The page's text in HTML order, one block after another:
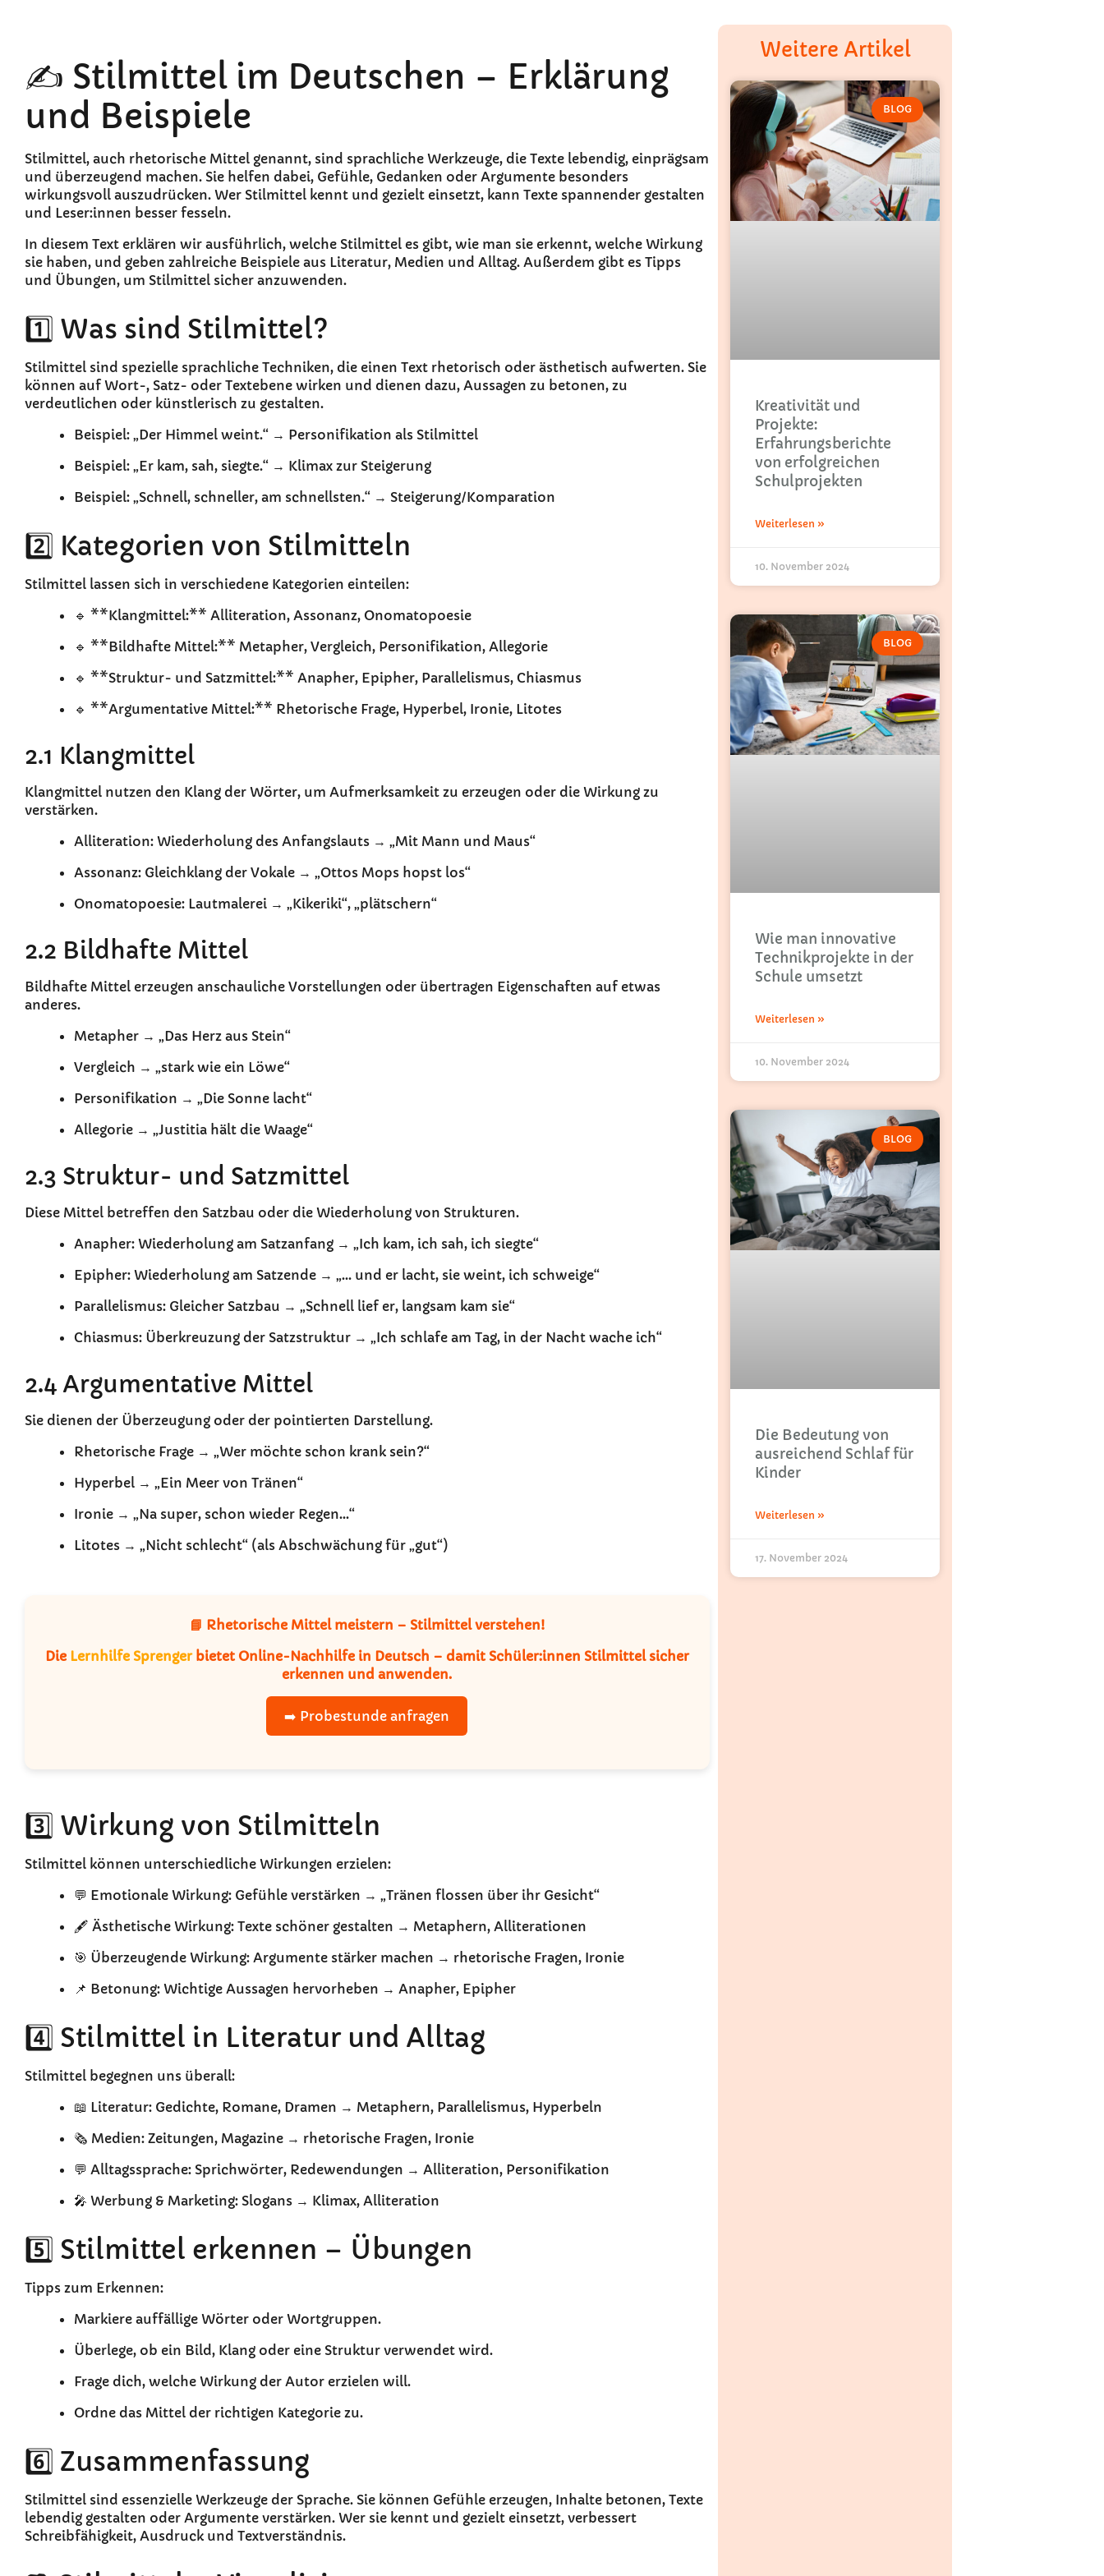
✍️ Stilmittel im Deutschen – Erklärung
und Beispiele
Stilmittel, auch rhetorische Mittel genannt, sind sprachliche Werkzeuge, die Texte lebendig, einprägsam
und überzeugend machen. Sie helfen dabei, Gefühle, Gedanken oder Argumente besonders
wirkungsvoll auszudrücken. Wer Stilmittel kennt und gezielt einsetzt, kann Texte spannender gestalten
und Leser:innen besser fesseln.
In diesem Text erklären wir ausführlich, welche Stilmittel es gibt, wie man sie erkennt, welche Wirkung
sie haben, und geben zahlreiche Beispiele aus Literatur, Medien und Alltag. Außerdem gibt es Tipps
und Übungen, um Stilmittel sicher anzuwenden.
1️⃣ Was sind Stilmittel?
Stilmittel sind spezielle sprachliche Techniken, die einen Text rhetorisch oder ästhetisch aufwerten. Sie
können auf Wort-, Satz- oder Textebene wirken und dienen dazu, Aussagen zu betonen, zu
verdeutlichen oder künstlerisch zu gestalten.
Beispiel: „Der Himmel weint.“ → Personifikation als Stilmittel
Beispiel: „Er kam, sah, siegte.“ → Klimax zur Steigerung
Beispiel: „Schnell, schneller, am schnellsten.“ → Steigerung/Komparation
2️⃣ Kategorien von Stilmitteln
Stilmittel lassen sich in verschiedene Kategorien einteilen:
🔹 **Klangmittel:** Alliteration, Assonanz, Onomatopoesie
🔹 **Bildhafte Mittel:** Metapher, Vergleich, Personifikation, Allegorie
🔹 **Struktur- und Satzmittel:** Anapher, Epipher, Parallelismus, Chiasmus
🔹 **Argumentative Mittel:** Rhetorische Frage, Hyperbel, Ironie, Litotes
2.1 Klangmittel
Klangmittel nutzen den Klang der Wörter, um Aufmerksamkeit zu erzeugen oder die Wirkung zu
verstärken.
Alliteration: Wiederholung des Anfangslauts → „Mit Mann und Maus“
Assonanz: Gleichklang der Vokale → „Ottos Mops hopst los“
Onomatopoesie: Lautmalerei → „Kikeriki“, „plätschern“
2.2 Bildhafte Mittel
Bildhafte Mittel erzeugen anschauliche Vorstellungen oder übertragen Eigenschaften auf etwas
anderes.
Metapher → „Das Herz aus Stein“
Vergleich → „stark wie ein Löwe“
Personifikation → „Die Sonne lacht“
Allegorie → „Justitia hält die Waage“
2.3 Struktur- und Satzmittel
Diese Mittel betreffen den Satzbau oder die Wiederholung von Strukturen.
Anapher: Wiederholung am Satzanfang → „Ich kam, ich sah, ich siegte“
Epipher: Wiederholung am Satzende → „… und er lacht, sie weint, ich schweige“
Parallelismus: Gleicher Satzbau → „Schnell lief er, langsam kam sie“
Chiasmus: Überkreuzung der Satzstruktur → „Ich schlafe am Tag, in der Nacht wache ich“
2.4 Argumentative Mittel
Sie dienen der Überzeugung oder der pointierten Darstellung.
Rhetorische Frage → „Wer möchte schon krank sein?“
Hyperbel → „Ein Meer von Tränen“
Ironie → „Na super, schon wieder Regen…“
Litotes → „Nicht schlecht“ (als Abschwächung für „gut“)
📘 Rhetorische Mittel meistern – Stilmittel verstehen!
Die Lernhilfe Sprengerbietet Online-Nachhilfe in Deutsch – damit Schüler:innen Stilmittel sicher
erkennen und anwenden.
➡️ Probestunde anfragen
3️⃣ Wirkung von Stilmitteln
Stilmittel können unterschiedliche Wirkungen erzielen:
💬 Emotionale Wirkung: Gefühle verstärken → „Tränen flossen über ihr Gesicht“
🖋️ Ästhetische Wirkung: Texte schöner gestalten → Metaphern, Alliterationen
🎯 Überzeugende Wirkung: Argumente stärker machen → rhetorische Fragen, Ironie
📌 Betonung: Wichtige Aussagen hervorheben → Anapher, Epipher
4️⃣ Stilmittel in Literatur und Alltag
Stilmittel begegnen uns überall:
📖 Literatur: Gedichte, Romane, Dramen → Metaphern, Parallelismus, Hyperbeln
🗞️ Medien: Zeitungen, Magazine → rhetorische Fragen, Ironie
💬 Alltagssprache: Sprichwörter, Redewendungen → Alliteration, Personifikation
🎤 Werbung & Marketing: Slogans → Klimax, Alliteration
5️⃣ Stilmittel erkennen – Übungen
Tipps zum Erkennen:
Markiere auffällige Wörter oder Wortgruppen.
Überlege, ob ein Bild, Klang oder eine Struktur verwendet wird.
Frage dich, welche Wirkung der Autor erzielen will.
Ordne das Mittel der richtigen Kategorie zu.
6️⃣ Zusammenfassung
Stilmittel sind essenzielle Werkzeuge der Sprache. Sie können Gefühle erzeugen, Inhalte betonen, Texte
lebendig gestalten oder Argumente verstärken. Wer sie kennt und gezielt einsetzt, verbessert
Schreibfähigkeit, Ausdruck und Textverständnis.
Weitere Artikel
BLOG
Kreativität und
Projekte:
Erfahrungsberichte
von erfolgreichen
Schulprojekten
Weiterlesen »
10. November 2024
BLOG
Wie man innovative
Technikprojekte in der
Schule umsetzt
Weiterlesen »
10. November 2024
BLOG
Die Bedeutung von
ausreichend Schlaf für
Kinder
Weiterlesen »
17. November 2024